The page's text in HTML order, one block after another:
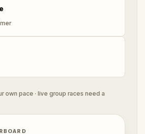
own pace · live group races need a